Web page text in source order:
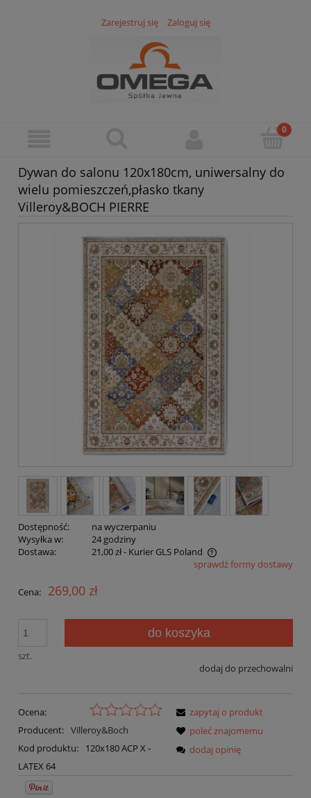
Zarejestruj się Zaloguj się
Dywan do salonu 120x180cm, uniwersalny do
wielu pomieszczeń,płasko tkany
Villeroy&BOCH PIERRE
Dostępność:
na wyczerpaniu
Wysyłka w:
24 godziny
Dostawa:
21,00 zł- Kurier GLS Poland
Cena nie zawiera ewentualnych kosztów płatnościsprawdź formy dostawy
Cena: 269,00 zł
szt.
do koszyka
dodaj do przechowalni
Ocena:
Producent: Villeroy&Boch
Kod produktu:
120x180 ACP X -
LATEX 64
zapytaj o produkt
poleć znajomemu
dodaj opinię